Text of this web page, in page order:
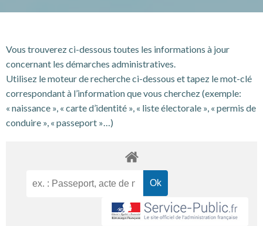
Vous trouverez ci-dessous toutes les informations à jour
concernant les démarches administratives.
Utilisez le moteur de recherche ci-dessous et tapez le mot-clé
correspondant à l’information que vous cherchez (exemple:
« naissance », « carte d’identité », « liste électorale », « permis de
conduire », « passeport »…)